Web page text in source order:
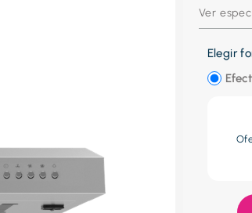
Ver
Elegir